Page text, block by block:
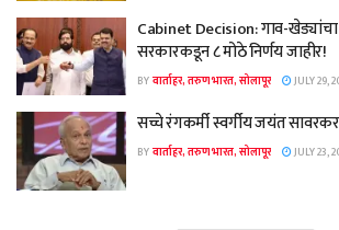
Cabinet Decision: गाव-
सरकारकडून ८ मोठे निर्णय जाहीर!
BYवार्ताहर, तरुण भारत, सोलापूर JULY 29,
सच्चे रंगकर्मी स्वर्गीय जयंत
BYवार्ताहर, तरुण भारत, सोलापूर JULY 23,